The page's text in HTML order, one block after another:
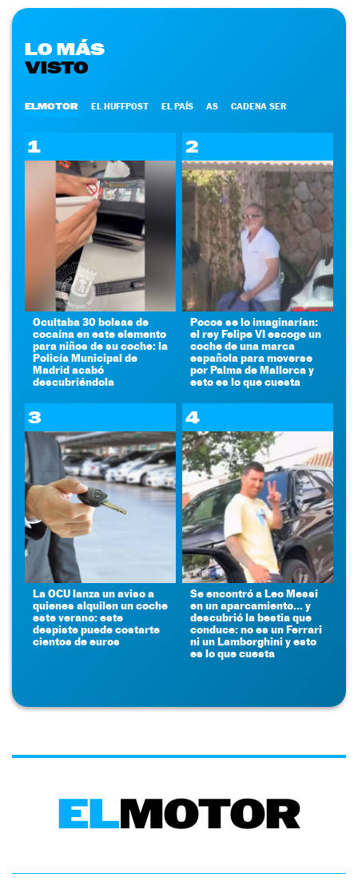
LO MÁS
VISTO
ELMOTOR EL HUFFPOST EL PAÍS AS CADENA SER
1
Ocultaba 30 bolsas de
cocaína en este elemento
para niños de su coche: la
Policía Municipal de
Madrid acabó
descubriéndola
2
Pocos se lo imaginarían:
el rey Felipe VI escoge un
coche de una marca
española para moverse
por Palma de Mallorca y
esto es lo que cuesta
3
La OCU lanza un aviso a
quienes alquilen un coche
este verano: este
despiste puede costarte
cientos de euros
4
Se encontró a Leo Messi
en un aparcamiento... y
descubrió la bestia que
conduce: no es un Ferrari
ni un Lamborghini y esto
es lo que cuesta